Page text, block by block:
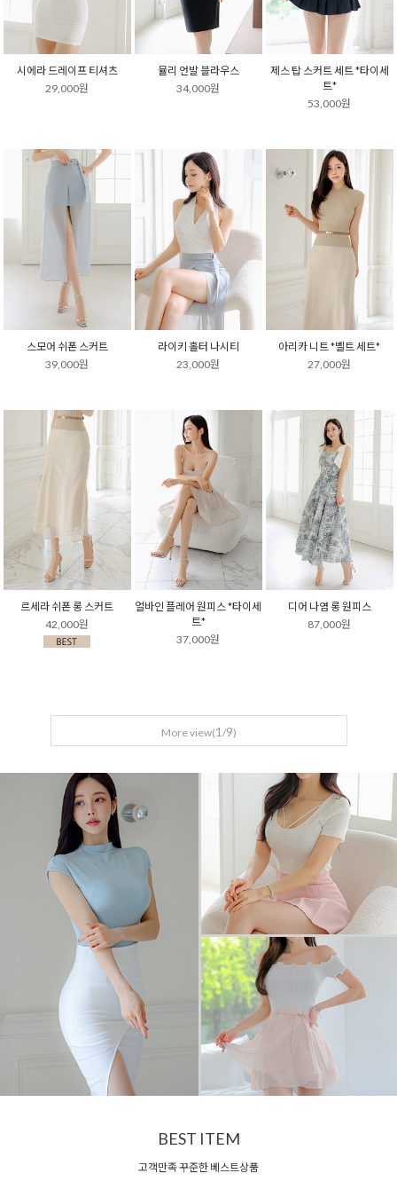
시에라 드레이프 티셔츠
29,000원
뮬리 언발 블라우스
34,000원
제스 탑 스커트 세트 *타이세
트*
53,000원
스모어 쉬폰 스커트
39,000원
라이키 홀터 나시티
23,000원
아리카 니트 *벨트 세트*
27,000원
르세라 쉬폰 롱 스커트
42,000원
얼바인 플레어 원피스 *타이세
트*
37,000원
디어 나염 롱 원피스
87,000원
More view(1 /9)
BEST ITEM
고객만족 꾸준한 베스트상품